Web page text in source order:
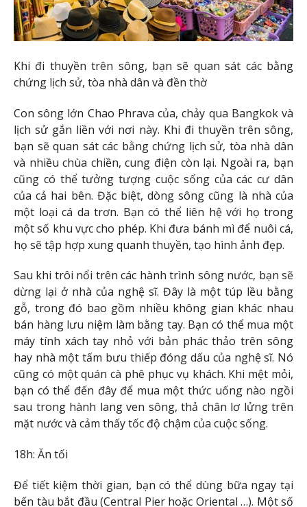
Khi đi thuyền trên sông, bạn sẽ quan sát các bằng
chứng lịch sử, tòa nhà dân và đền thờ
Con sông lớn Chao Phrava của, chảy qua Bangkok và
lịch sử gắn liền với nơi này. Khi đi thuyền trên sông,
bạn sẽ quan sát các bằng chứng lịch sử, tòa nhà dân
và nhiều chùa chiền, cung điện còn lại. Ngoài ra, bạn
cũng có thể tưởng tượng cuộc sống của các cư dân
của cả hai bên. Đặc biệt, dòng sông cũng là nhà của
một loại cá da trơn. Bạn có thể liên hệ với họ trong
một số khu vực cho phép. Khi đưa bánh mì để nuôi cá,
họ sẽ tập hợp xung quanh thuyền, tạo hình ảnh đẹp.
Sau khi trôi nổi trên các hành trình sông nước, bạn sẽ
dừng lại ở nhà của nghệ sĩ. Đây là một túp lều bằng
gỗ, trong đó bao gồm nhiều không gian khác nhau
bán hàng lưu niệm làm bằng tay. Bạn có thể mua một
máy tính xách tay nhỏ với bản phác thảo trên sông
hay nhà một tấm bưu thiếp đóng dấu của nghệ sĩ. Nó
cũng có một quán cà phê phục vụ khách. Khi mệt mỏi,
bạn có thể đến đây để mua một thức uống nào ngồi
sau trong hành lang ven sông, thả chân lơ lửng trên
mặt nước và cảm thấy tốc độ chậm của cuộc sống.
18h: Ăn tối
Để tiết kiệm thời gian, bạn có thể dùng bữa ngay tại
bến tàu bắt đầu (Central Pier hoặc Oriental …). Một số